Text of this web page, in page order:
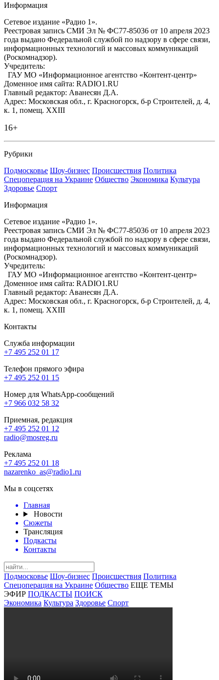
Информация
Сетевое издание «Радио 1».
Реестровая запись СМИ Эл № ФС77-85036 от 10 апреля 2023
года выдано Федеральной службой по надзору в сфере связи,
информационных технологий и массовых коммуникаций
(Роскомнадзор).
Учредитель:
ГАУ МО «Информационное агентство «Контент-центр»
Доменное имя сайта: RADIO1.RU
Главный редактор: Аванесян Д.А.
Адрес: Московская обл., г. Красногорск, б-р Строителей, д. 4,
к. 1, помещ. XXIII
16+
Рубрики
Подмосковье Шоу-бизнес Происшествия Политика
Спецоперация на Украине Общество Экономика Культура
Здоровье Спорт
Информация
Сетевое издание «Радио 1».
Реестровая запись СМИ Эл № ФС77-85036 от 10 апреля 2023
года выдано Федеральной службой по надзору в сфере связи,
информационных технологий и массовых коммуникаций
(Роскомнадзор).
Учредитель:
ГАУ МО «Информационное агентство «Контент-центр»
Доменное имя сайта: RADIO1.RU
Главный редактор: Аванесян Д.А.
Адрес: Московская обл., г. Красногорск, б-р Строителей, д. 4,
к. 1, помещ. XXIII
Контакты
Служба информации
+7 495 252 01 17
Телефон прямого эфира
+7 495 252 01 15
Номер для WhatsApp-сообщений
+7 966 032 58 32
Приемная, редакция
+7 495 252 01 12
radio@mosreg.ru
Реклама
+7 495 252 01 18
nazarenko_as@radio1.ru
Мы в соцсетях
Главная
Новости
Сюжеты
Трансляция
Подкасты
Контакты
Подмосковье Шоу-бизнес Происшествия Политика
Спецоперация на Украине Общество ЕЩЕ ТЕМЫ
ЭФИР ПОДКАСТЫ ПОИСК
Экономика Культура Здоровье Спорт